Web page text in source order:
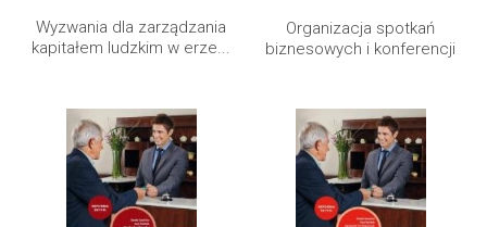
Wyzwania dla zarządzania
kapitałem ludzkim w erze...
Organizacja spotkań
biznesowych i konferencji